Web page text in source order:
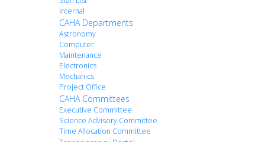
Internal
CAHA Departments
Astronomy
Computer
Maintenance
Electronics
Mechanics
Project Office
CAHA Committees
Executive Committee
Science Advisory Committee
Time Allocation Committee